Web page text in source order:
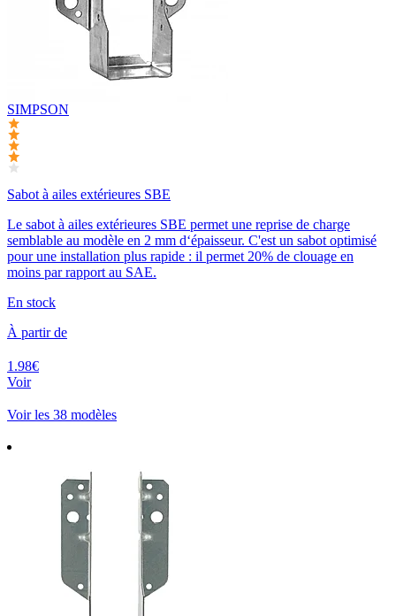
SIMPSON
Sabot à ailes extérieures SBE
Le sabot à ailes extérieures SBE permet une reprise de charge
semblable au modèle en 2 mm d‘épaisseur. C'est un sabot optimisé
pour une installation plus rapide : il permet 20% de clouage en
moins par rapport au SAE.
En stock
À partir de
1.98€
Voir
Voir les 38 modèles